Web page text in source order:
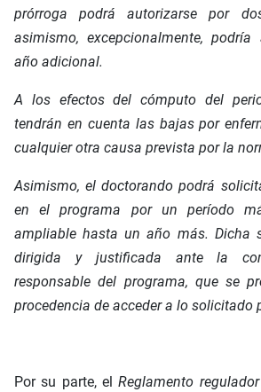
prórroga podrá autorizarse por
asimismo, excepcionalmente,
año adicional.
A los efectos del cómputo del
tendrán en cuenta las bajas por
cualquier otra causa prevista por la
Asimismo, el doctorando podrá
en el programa por un período
ampliable hasta un año más. Dicha
dirigida y justificada ante la
responsable del programa, que se
procedencia de acceder a lo solicitado
Por su parte, elReglamento